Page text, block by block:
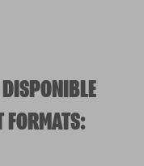
DISPONIBLE
FORMATS: